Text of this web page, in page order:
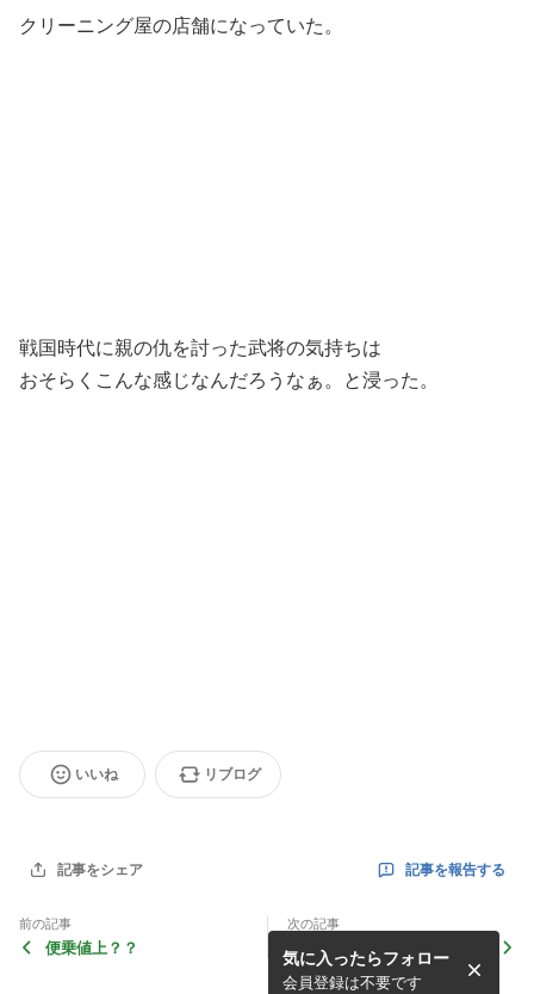
クリーニング屋の店舗になっていた。
戦国時代に親の仇を討った武将の気持ちは
おそらくこんな感じなんだろうなぁ。と浸った。
いいね リブログ
記事をシェア 記事を報告する
前の記事
便乗値上？？
次の記事
気に入ったらフォロー
会員登録は不要です